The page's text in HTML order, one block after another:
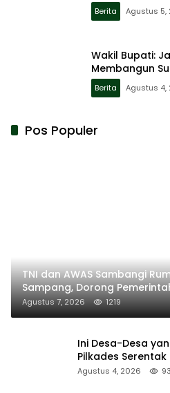
Berita Agustus 5,
Wakil Bupati:
Membangun
Berita Agustus 4,
Pos Populer
TNI dan AWAS Sambangi
Sampang, Dorong
Agustus 7, 2026 1219
Ini Desa-Desa
Pilkades
Sumenep
Agustus 4, 2026